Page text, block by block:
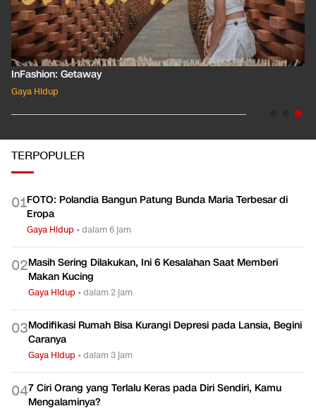
InFashion: Getaway
Gaya Hidup
TERPOPULER
01FOTO: Polandia Bangun Patung Bunda Maria Terbesar di
Eropa
Gaya Hidup •dalam 6 jam
02Masih Sering Dilakukan, Ini 6 Kesalahan Saat Memberi
Makan Kucing
Gaya Hidup •dalam 2 jam
03Modifikasi Rumah Bisa Kurangi Depresi pada Lansia, Begini
Caranya
Gaya Hidup •dalam 3 jam
047 Ciri Orang yang Terlalu Keras pada Diri Sendiri, Kamu
Mengalaminya?